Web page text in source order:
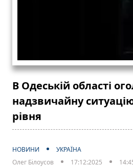
В Одеській області
надзвичайну
рівня
НОВИНИ
УКРАЇНА
Олег Білоусов
17:12:2025